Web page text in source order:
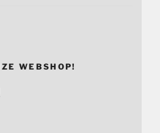
WEBSHOP!